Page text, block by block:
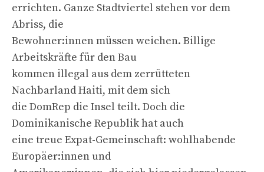
errichten. Ganze Stadtviertel stehen vor dem
Abriss, die
Bewohner:innen müssen weichen. Billige
Arbeitskräfte für den Bau
kommen illegal aus dem zerrütteten
Nachbarland Haiti, mit dem sich
die DomRep die Insel teilt. Doch die
Dominikanische Republik hat auch
eine treue Expat-Gemeinschaft: wohlhabende
Europäer:innen und